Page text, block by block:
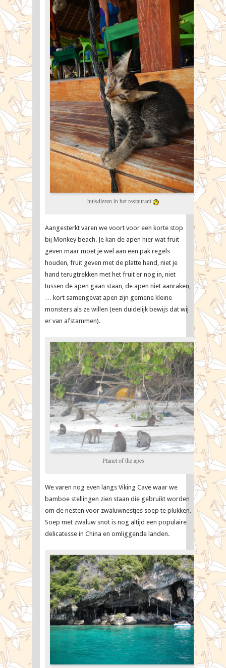
huisdieren in het restaurant
Aangesterkt varen we voort voor een korte stop
bij Monkey beach. Je kan de apen hier wat fruit
geven maar moet je wel aan een pak regels
houden, fruit geven met de platte hand, niet je
hand terugtrekken met het fruit er nog in, niet
tussen de apen gaan staan, de apen niet aanraken,
… kort samengevat apen zijn gemene kleine
monsters als ze willen (een duidelijk bewijs dat wij
er van afstammen).
Planet of the apes
We varen nog even langs Viking Cave waar we
bamboe stellingen zien staan die gebruikt worden
om de nesten voor zwaluwnestjes soep te plukken.
Soep met zwaluw snot is nog altijd een populaire
delicatesse in China en omliggende landen.